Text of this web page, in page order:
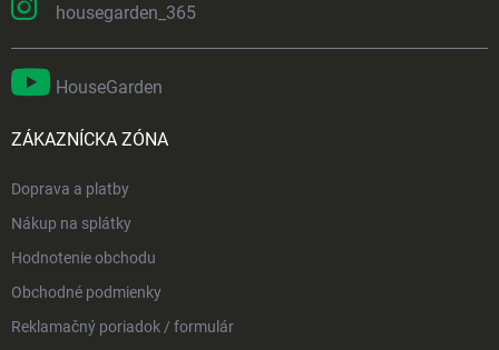
housegarden_365
HouseGarden
ZÁKAZNÍCKA ZÓNA
Doprava a platby
Nákup na splátky
Hodnotenie obchodu
Obchodné podmienky
Reklamačný poriadok / formulár